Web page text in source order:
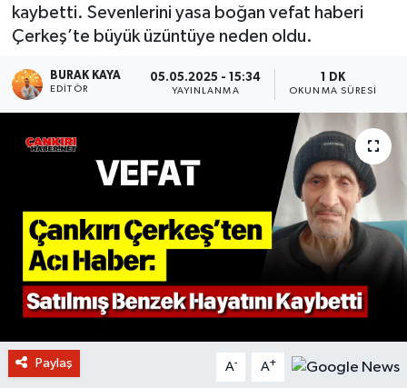
kaybetti. Sevenlerini yasa boğan vefat haberi
Çerkeş’te büyük üzüntüye neden oldu.
BURAK KAYA
EDITÖR
05.05.2025 - 15:34
YAYINLANMA
1 DK
OKUNMA SÜRESI
Paylaş A- A+